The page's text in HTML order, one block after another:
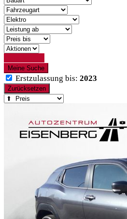
Meine Suche
Erstzulassung bis: 2023
Zurücksetzen